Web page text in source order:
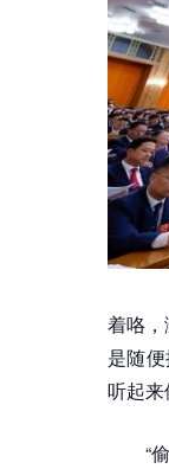
着咯
是随
听起来
“